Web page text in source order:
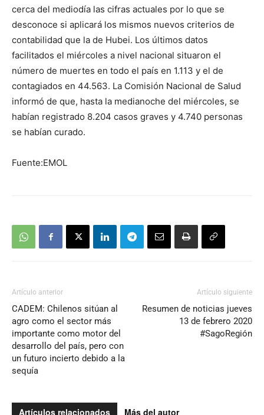
cerca del mediodía las cifras actuales por lo que se
desconoce si aplicará los mismos nuevos criterios de
contabilidad que la de Hubei. Los últimos datos
facilitados el miércoles a nivel nacional situaron el
número de muertes en todo el país en 1.113 y el de
contagiados en 44.563. La Comisión Nacional de Salud
informó de que, hasta la medianoche del miércoles, se
habían registrado 8.204 casos graves y 4.740 personas
se habían curado.
Fuente:EMOL
Artículo anterior
CADEM: Chilenos sitúan al
agro como el sector más
importante como motor del
desarrollo del país, pero con
un futuro incierto debido a la
sequía
Artículo siguiente
Resumen de noticias jueves
13 de febrero 2020
#SagoRegión
Artículos relacionados Más del autor